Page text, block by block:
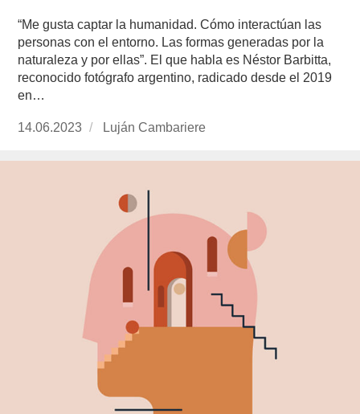
“Me gusta captar la humanidad. Cómo interactúan las
personas con el entorno. Las formas generadas por la
naturaleza y por ellas”. El que habla es Néstor Barbitta,
reconocido fotógrafo argentino, radicado desde el 2019
en…
Publicado
14.06.2023
https://www.experimenta.es/author/lujan-
Luján Cambariere